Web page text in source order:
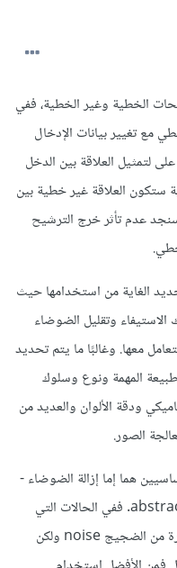
الخطية وغير الخطية، ففي
تغيير بيانات الإدخال
لتمثيل العلاقة بين الدخل
ستكون العلاقة غير خطية بين
عدم تأثر خرج الترشيح
الغاية من استخدامها حيث
وتقليل الضوضاء
معها. وغالبًا ما يتم تحديد
المهمة ونوع وسلوك
ودقة الألوان والعديد من
الصور.
هما إما إزالة الضوضاء -
الضجيج (noise) أو ميزة التجريد abstraction. ففي الحالات التي
يكون فيها بيانات الإدخال تحوي كمية كبيرة من الضجيج noise ولكن